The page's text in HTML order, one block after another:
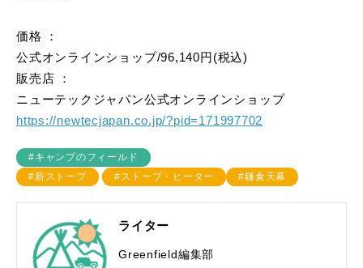
価格 ：
公式オンラインショップ/96,140円(税込)
販売店 ：
ニューテックジャパン公式オンラインショップ
https://newtecjapan.co.jp/?pid=171997702
#キャンプのフィールド
#薪ストーブ
#ストーブ・ヒーター #鎌倉天幕
ライター
Greenfield編集部